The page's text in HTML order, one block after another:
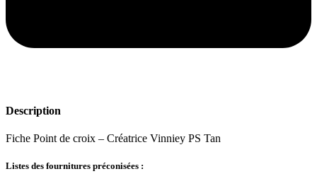
Description
Fiche Point de croix – Créatrice Vinniey PS Tan
Listes des fournitures préconisées :